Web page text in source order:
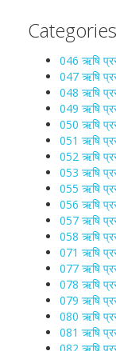
Categories
046 ऋषि
047 ऋषि
048 ऋषि
049 ऋषि
050 ऋषि
051 ऋषि
052 ऋषि
053 ऋषि
055 ऋषि
056 ऋषि
057 ऋषि
058 ऋषि
071 ऋषि
077 ऋषि
078 ऋषि
079 ऋषि
080 ऋषि
081 ऋषि